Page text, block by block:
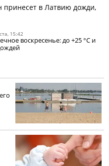
принесет в Латвию дожди,
15:42
воскресенье: до +25 °C и